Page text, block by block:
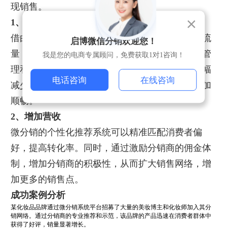
现销售。
1、提高运营效率
借由微分销平台，企业能够实时追踪销售数据和流
量，善用这些数据进行市场分析，从而优化库存管
理和产品推广策略。自动化的订单处理系统也大幅
减少了人力成本和出错率，使得整个销售流程更加
顺畅。
2、增加营收
微分销的个性化推荐系统可以精准匹配消费者偏
好，提高转化率。同时，通过激励分销商的佣金体
制，增加分销商的积极性，从而扩大销售网络，增
加更多的销售点。
成功案例分析
某化妆品品牌通过微分销系统平台招募了大量的美妆博主和化妆师加入其分
销网络。通过分销商的专业推荐和示范，该品牌的产品迅速在消费者群体中
获得了好评，销量显著增长。
启博微信分销欢迎您！
我是您的电商专属顾问，免费获取1对1咨询！
电话咨询 在线咨询